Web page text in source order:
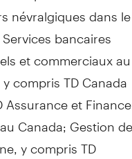
névralgiques dans le
bancaires
et commerciaux au
compris TD Canada
Assurance et
Canada; Gestion de
y compris TD